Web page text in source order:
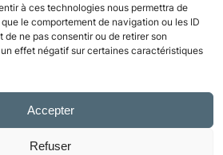
à ces technologies nous permettra de
le comportement de navigation ou les ID
de ne pas consentir ou de retirer son
effet négatif sur certaines caractéristiques
Accepter
Refuser